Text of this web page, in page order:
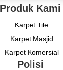
Produk Kami
Karpet Tile
Karpet Masjid
Karpet Komersial
Polisi